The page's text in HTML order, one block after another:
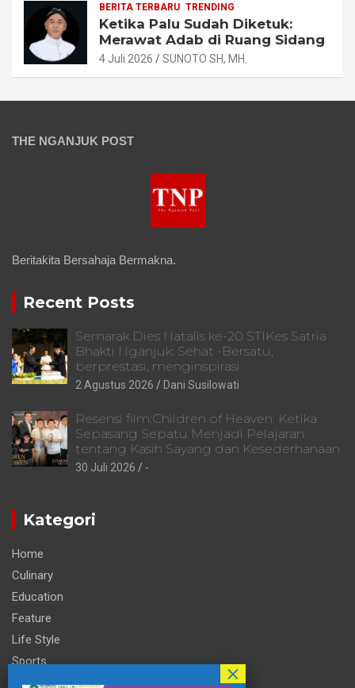
BERITA TERBARU TRENDING
Ketika Palu Sudah Diketuk:
Merawat Adab di Ruang Sidang
4 Juli 2026 SUNOTO SH, MH.
THE NGANJUK POST
Beritakita Bersahaja Bermakna.
Recent Posts
Semarak Dies Natalis ke-20 STIKes Satria
Bhakti Nganjuk: Sehat -Bersatu,
berprestasi, menginspirasi
2 Agustus 2026 Dani Susilowati
Resensi film:Children of Heaven: Ketika
Sepasang Sepatu Menjadi Pelajaran
tentang Kasih Sayang dan Kesederhanaan
30 Juli 2026 -
Kategori
Home
Culinary
Education
Feature
Life Style
Sports
Technology